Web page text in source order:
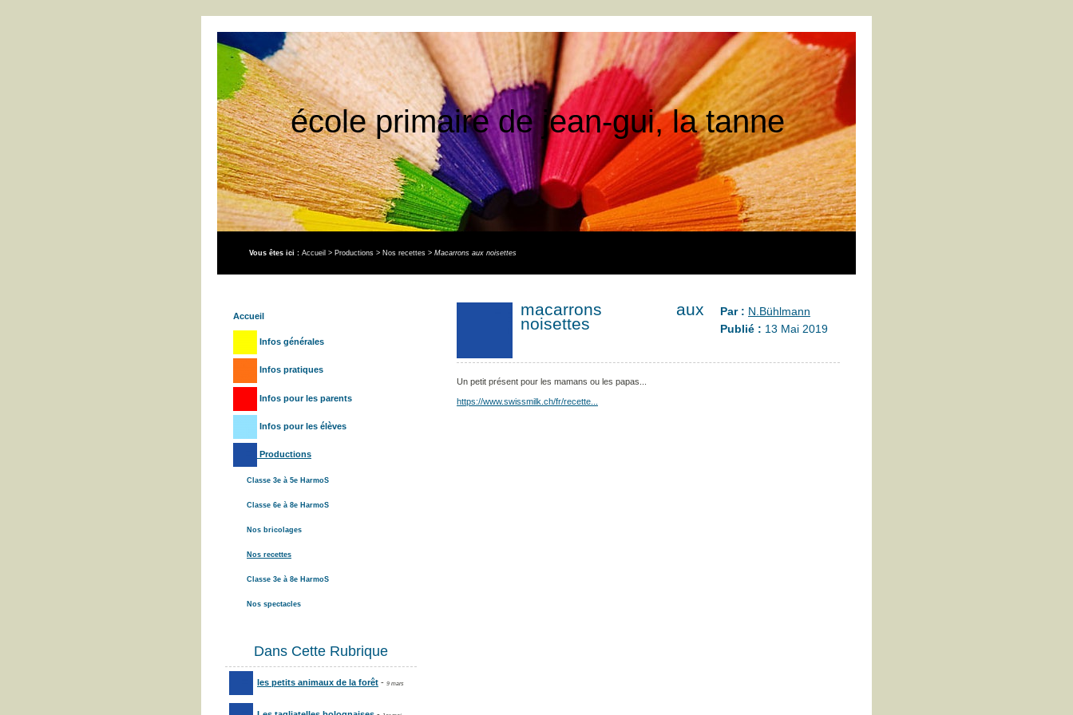
école primaire de jean-gui, la tanne
Vous êtes ici : Accueil > Productions > Nos recettes > Macarrons aux noisettes
Accueil
Infos générales
Infos pratiques
Infos pour les parents
Infos pour les élèves
Productions
Classe 3e à 5e HarmoS
Classe 6e à 8e HarmoS
Nos bricolages
Nos recettes
Classe 3e à 8e HarmoS
Nos spectacles
Dans Cette Rubrique
les petits animaux de la forêt - 9 mars
Par : N.Bühlmann
Publié : 13 Mai 2019
macarrons aux
noisettes
Un petit présent pour les mamans ou les papas...
https://www.swissmilk.ch/fr/recette...